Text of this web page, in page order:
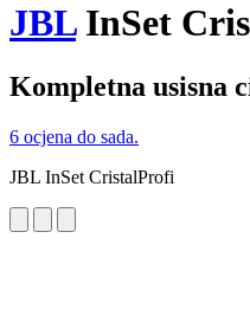
JBLInSet
Kompletna usisna
6 ocjena do sada.
JBL InSet CristalProfi